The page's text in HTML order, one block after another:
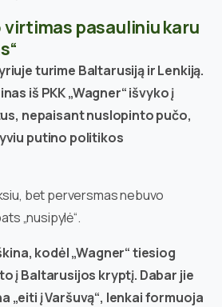
virtimas pasauliniu karu
turime Baltarusiją ir Lenkiją.
iš PKK „Wagner“ išvyko į
nepaisant nuslopinto pučo,
putino politikos
bet perversmas nebuvo
„nusipylė“.
kodėl „Wagner“ tiesiog
į Baltarusijos kryptį. Dabar jie
„eiti į Varšuvą“, lenkai formuoja